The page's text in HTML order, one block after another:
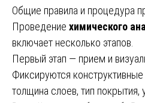
Общие правила и процедура
Проведение химического
включает несколько этапов.
Первый этап — прием и
Фиксируются
толщина слоев, тип покрытия,